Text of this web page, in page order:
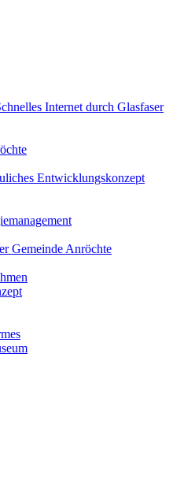
Internet durch Glasfaser
Entwicklungskonzept
Gemeinde Anröchte